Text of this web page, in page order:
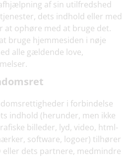
af sin utilfredshed
dets indhold eller med
at ophøre med at bruge det.
bruge hjemmesiden i nøje
alle gældende love,
i forbindelse
indhold (herunder, men ikke
billeder, lyd, video, html-
software, logoer) tilhører
eller dets partnere, medmindre